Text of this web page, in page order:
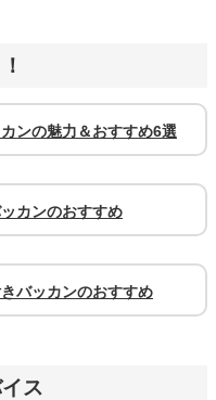
ンの魅力＆おすすめ6選
カンのおすすめ
バッカンのおすすめ
ス